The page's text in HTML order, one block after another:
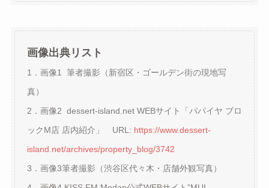
画像出典リスト
1．画像1 筆者撮影（新宿区・ゴールデン街の現地写
真）
2．画像2 dessert-island.net WEBサイト「パパイヤ ブロ
ックM店 店内紹介」 URL: https://www.dessert-
island.net/archives/property_blog/3742
3．画像3筆者撮影（渋谷区代々木・店舗外観写真）